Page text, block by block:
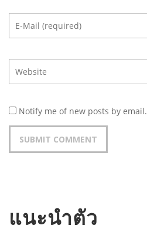
Notify me of new posts by email.
แนะนำตัว